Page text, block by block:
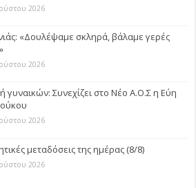
2026
«Δουλέψαμε σκληρά, βάλαμε γερές
2026
γυναικών: Συνεχίζει στο Νέο Α.Ο.Σ η Εύη
2026
μεταδόσεις της ημέρας (8/8)
2026